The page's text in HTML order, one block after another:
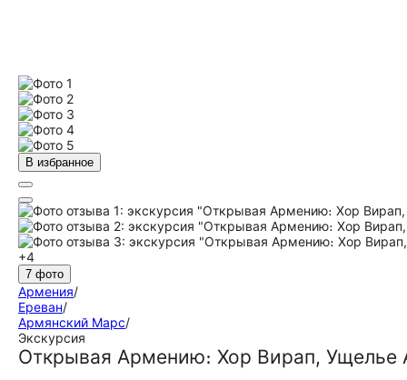
В избранное
+4
7 фото
Армения/
Ереван/
Армянский Марс/
Экскурсия
Открывая Армению։ Хор Вирап, Ущелье